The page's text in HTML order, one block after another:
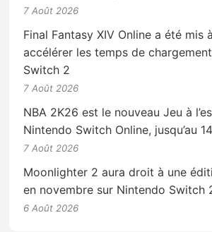
7 Août 2026
Final Fantasy XIV Online a été mis
accélérer les temps de
Switch 2
7 Août 2026
NBA 2K26 est le nouveau Jeu à
Nintendo Switch Online, jusqu’au
7 Août 2026
Moonlighter 2 aura droit à une
en novembre sur Nintendo Switch
6 Août 2026